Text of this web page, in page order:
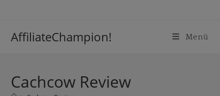
springen
AffiliateChampion! Menü
Cachcow Review